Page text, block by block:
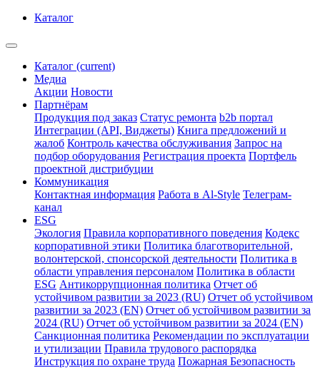
Каталог
Каталог (current)
Медиа
Акции Новости
Партнёрам
Продукция под заказ Статус ремонта b2b портал
Интеграции (API, Виджеты) Книга предложений и
жалоб Контроль качества обслуживания Запрос на
подбор оборудования Регистрация проекта Портфель
проектной дистрибуции
Коммуникация
Контактная информация Работа в Al-Style Телеграм-
канал
ESG
Экология Правила корпоративного поведения Кодекс
корпоративной этики Политика благотворительной,
волонтерской, спонсорской деятельности Политика в
области управления персоналом Политика в области
ESG Антикоррупционная политика Отчет об
устойчивом развитии за 2023 (RU) Отчет об устойчивом
развитии за 2023 (EN) Отчет об устойчивом развитии за
2024 (RU) Отчет об устойчивом развитии за 2024 (EN)
Санкционная политика Рекомендации по эксплуатации
и утилизации Правила трудового распорядка
Инструкция по охране труда Пожарная Безопасность